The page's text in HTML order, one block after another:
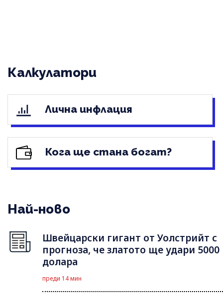
Калкулатори
Лична инфлация
Кога ще стана богат?
Най-ново
Швейцарски гигант от Уолстрийт с
прогноза, че златото ще удари 5000
долара
преди 14 мин